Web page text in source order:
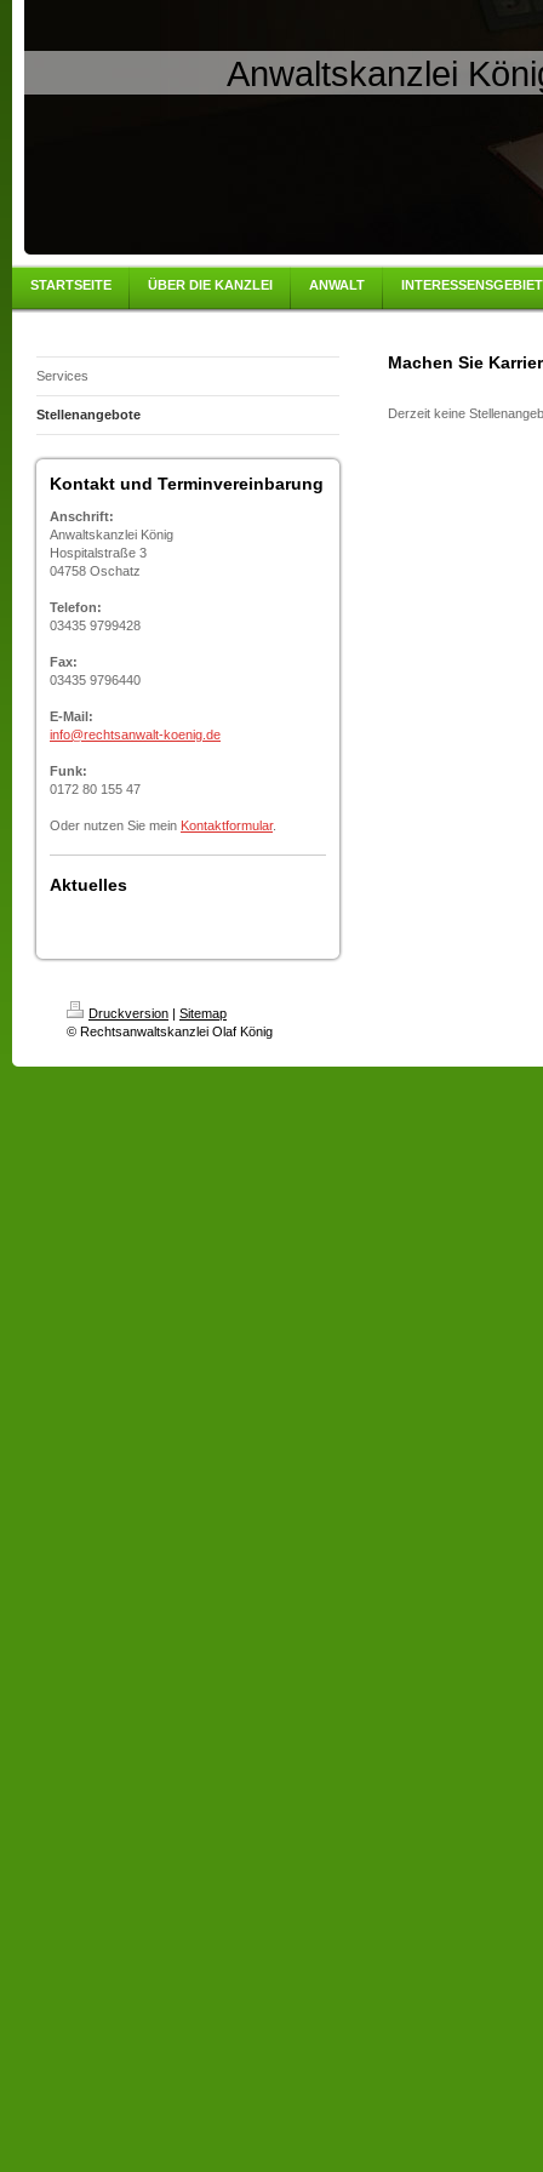
Anwaltskanzlei
STARTSEITE ÜBER DIE KANZLEI ANWALT
Services
Stellenangebote
Kontakt und Terminvereinbarung
Anschrift:
Anwaltskanzlei König
Hospitalstraße 3
04758 Oschatz
Telefon:
03435 9799428
Fax:
03435 9796440
E-Mail:
info@rechtsanwalt-koenig.de
Funk:
0172 80 155 47
Oder nutzen Sie mein Kontaktformular.
Aktuelles
Machen Sie
Derzeit keine
Druckversion | Sitemap
© Rechtsanwaltskanzlei Olaf König